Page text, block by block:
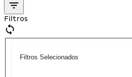
Filtros
Filtros Selecionados